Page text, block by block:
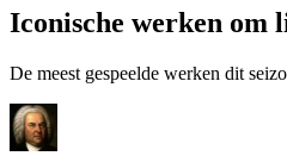
Iconische werken om
De meest gespeelde werken dit